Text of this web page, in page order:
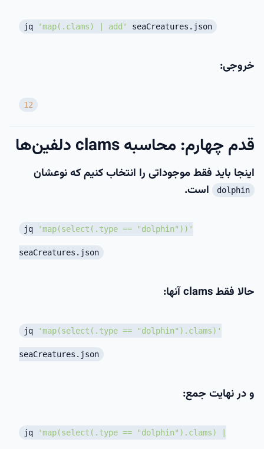
jq 'map(.clams) | add' seaCreatures.json
خروجی:
12
قدم چهارم: محاسبه clams دلفین‌ها
اینجا باید فقط موجوداتی را انتخاب کنیم که نوعشان
dolphin است.
jq 'map(select(.type == "dolphin"))'
seaCreatures.json
حالا فقط clams آنها:
jq 'map(select(.type == "dolphin").clams)'
seaCreatures.json
و در نهایت جمع:
jq 'map(select(.type == "dolphin").clams) |